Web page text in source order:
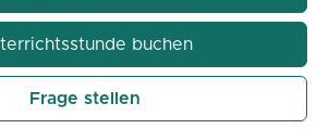
buchen
Frage stellen